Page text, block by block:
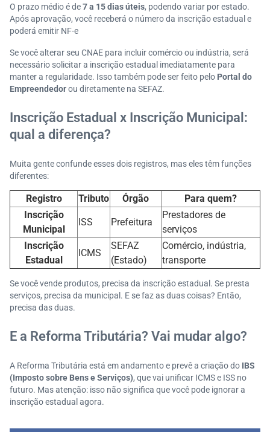
O prazo médio é de7 a 15 dias úteis, podendo variar por estado.
Após aprovação, você receberá o número da inscrição estadual e
poderá emitir NF-e
Se você alterar seu CNAE para incluir comércio ou indústria, será
necessário solicitar a inscrição estadual imediatamente para
manter a regularidade. Isso também pode ser feito pelo Portal do
Empreendedorou diretamente na SEFAZ.
Inscrição Estadual x Inscrição Municipal:
qual a diferença?
Muita gente confunde esses dois registros, mas eles têm funções
diferentes:
Registro Tributo Órgão
Para quem?
Inscrição
Municipal
ISS Prefeitura
Prestadores de
serviços
Inscrição
Estadual
ICMS
SEFAZ
(Estado)
Comércio, indústria,
transporte
Se você vende produtos, precisa da inscrição estadual. Se presta
serviços, precisa da municipal. E se faz as duas coisas? Então,
precisa das duas.
E a Reforma Tributária? Vai mudar algo?
A Reforma Tributária está em andamento e prevê a criação do IBS
(Imposto sobre Bens e Serviços), que vai unificar ICMS e ISS no
futuro. Mas atenção: isso não significa que você pode ignorar a
inscrição estadual agora.